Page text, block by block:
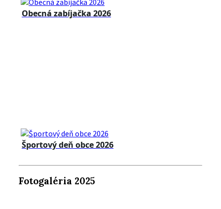
Obecná zabíjačka 2026
Športový deň obce 2026
Fotogaléria 2025